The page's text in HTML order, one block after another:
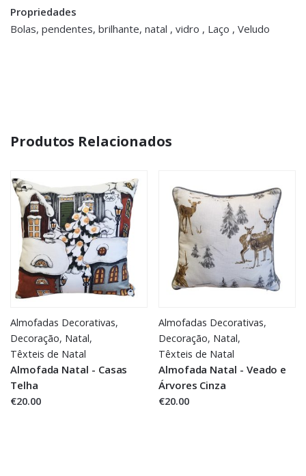
Propriedades
Bolas, pendentes, brilhante, natal , vidro , Laço , Veludo
Produtos Relacionados
Almofadas Decorativas,
Decoração, Natal,
Têxteis de Natal
Almofada Natal - Casas
Telha
€20.00
Almofadas Decorativas,
Decoração, Natal,
Têxteis de Natal
Almofada Natal - Veado e
Árvores Cinza
€20.00